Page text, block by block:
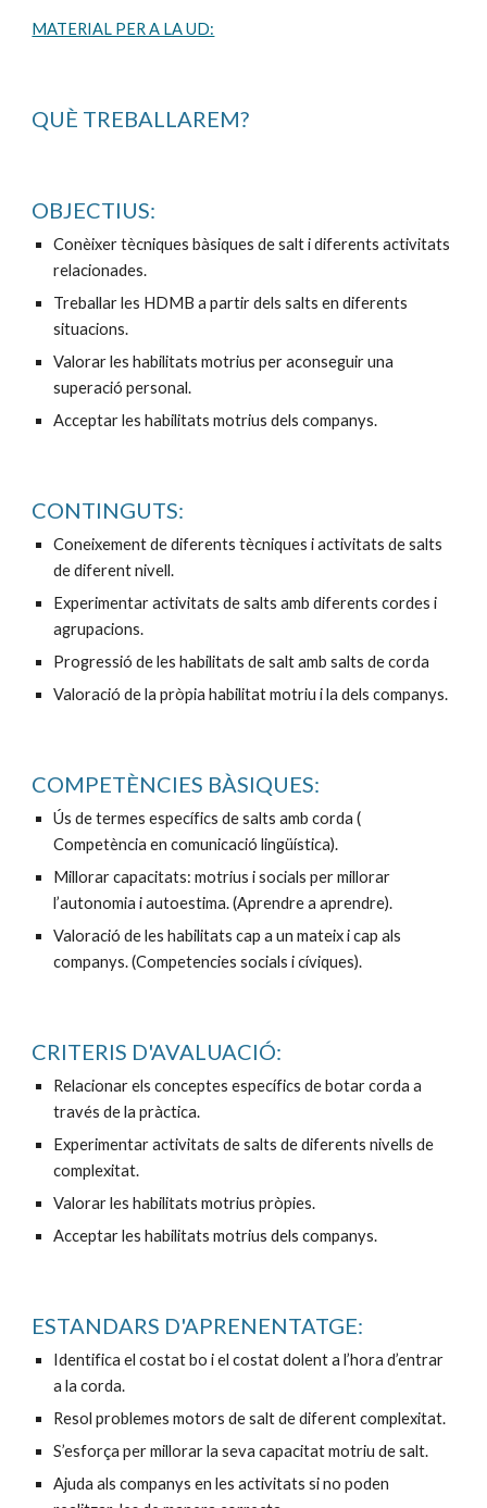
MATERIAL PER A LA UD:
QUÈ TREBALLAREM?
OBJECTIUS:
Conèixer tècniques bàsiques de salt i diferents activitats
relacionades.
Treballar les HDMB a partir dels salts en diferents
situacions.
Valorar les habilitats motrius per aconseguir una
superació personal.
Acceptar les habilitats motrius dels companys.
CONTINGUTS:
Coneixement de diferents tècniques i activitats de salts
de diferent nivell.
Experimentar activitats de salts amb diferents cordes i
agrupacions.
Progressió de les habilitats de salt amb salts de corda
Valoració de la pròpia habilitat motriu i la dels companys.
COMPETÈNCIES BÀSIQUES:
Ús de termes específics de salts amb corda (
Competència en comunicació lingüística).
Millorar capacitats: motrius i socials per millorar
l’autonomia i autoestima. (Aprendre a aprendre).
Valoració de les habilitats cap a un mateix i cap als
companys. (Competencies socials i cíviques).
CRITERIS D'AVALUACIÓ:
Relacionar els conceptes específics de botar corda a
través de la pràctica.
Experimentar activitats de salts de diferents nivells de
complexitat.
Valorar les habilitats motrius pròpies.
Acceptar les habilitats motrius dels companys.
ESTANDARS D'APRENENTATGE:
Identifica el costat bo i el costat dolent a l’hora d’entrar
a la corda.
Resol problemes motors de salt de diferent complexitat.
S’esforça per millorar la seva capacitat motriu de salt.
Ajuda als companys en les activitats si no poden